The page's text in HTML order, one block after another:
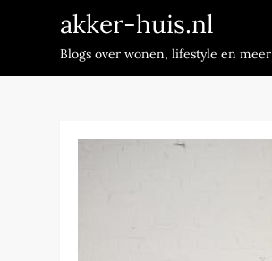
akker-huis.nl
Blogs over wonen, lifestyle en meer